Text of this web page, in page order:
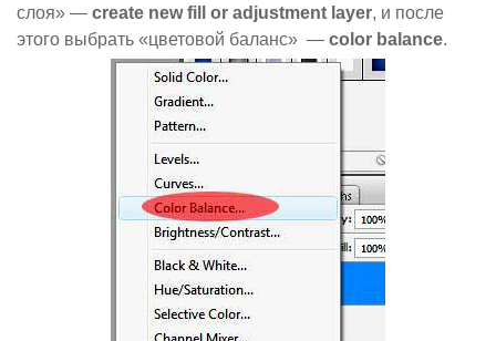
слоя» — create new fill or adjustment layer, и после
этого выбрать «цветовой баланс» — color balance.